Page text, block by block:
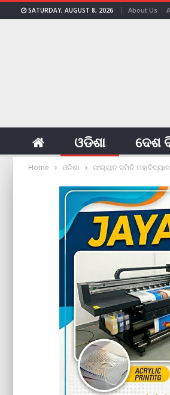
SATURDAY, AUGUST 8, 2026 About Us
ଓଡିଶା ଦେଶ
Home ଓଡିଶା ପଂଚାୟତ ସମିତି